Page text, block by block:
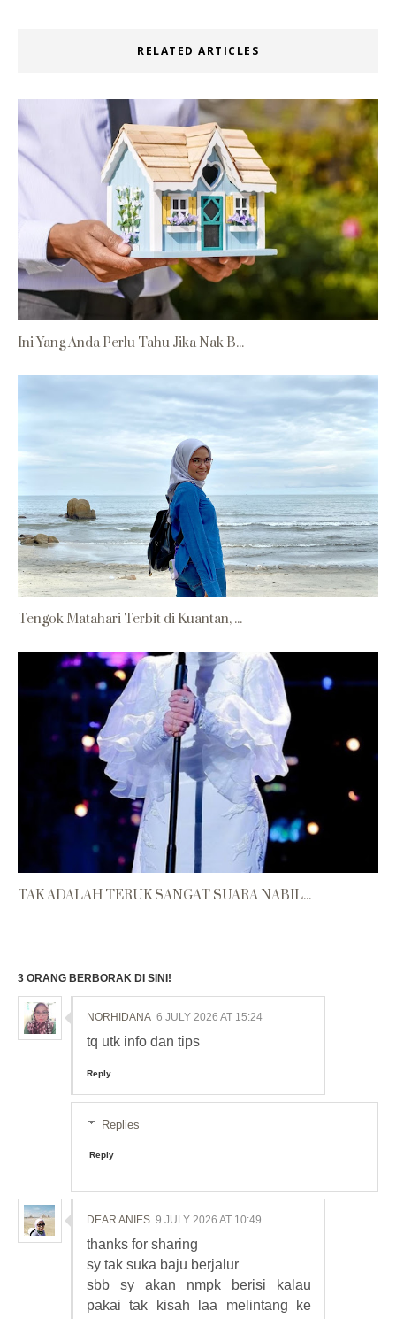
RELATED ARTICLES
Ini Yang Anda Perlu Tahu Jika Nak B...
Tengok Matahari Terbit di Kuantan, ...
TAK ADALAH TERUK SANGAT SUARA NABIL...
3 ORANG BERBORAK DI SINI!
NORHIDANA 6 JULY 2026 AT 15:24
tq utk info dan tips
Reply
Replies
Reply
DEAR ANIES 9 JULY 2026 AT 10:49
thanks for sharing
sy tak suka baju berjalur
sbb sy akan nmpk berisi kalau
pakai tak kisah laa melintang ke